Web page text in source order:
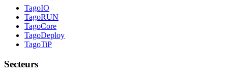
TagoIO
TagoRUN
TagoCore
TagoDeploy
TagoTiP
Secteurs